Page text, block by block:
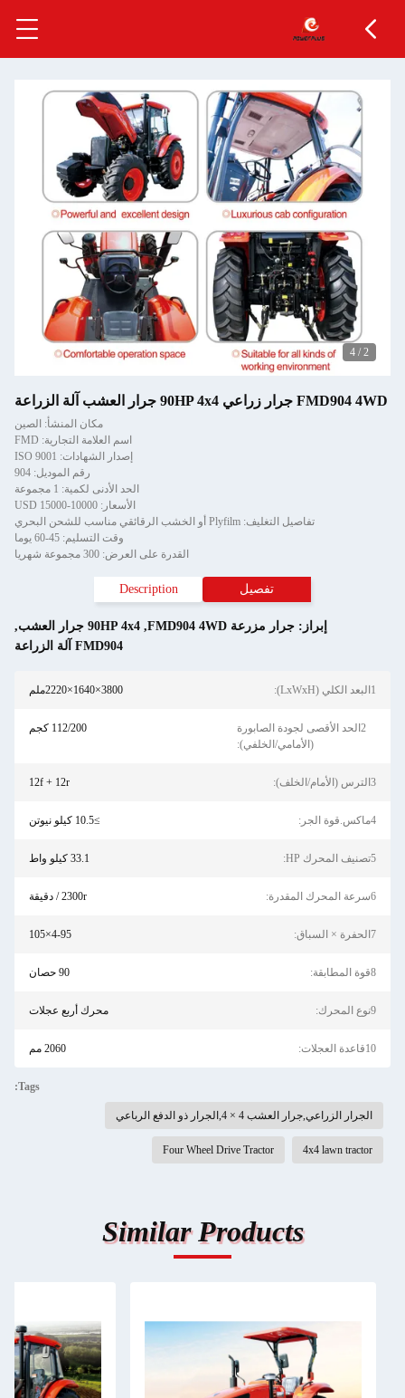
2
/
4
FMD904 4WD جرار زراعي 90HP 4x4 جرار العشب آلة الزراعة
مكان المنشأ: الصين
اسم العلامة التجارية: FMD
إصدار الشهادات: ISO 9001
رقم الموديل: 904
الحد الأدنى لكمية: 1 مجموعة
الأسعار: 10000-15000 USD
تفاصيل التغليف: Plyfilm أو الخشب الرقائقي مناسب للشحن البحري
وقت التسليم: 45-60 يوما
القدرة على العرض: 300 مجموعة شهريا
تفصيل Description
إبراز: جرار مزرعة FMD904 4WD , 90HP 4x4 جرار العشب
,
FMD904 آلة الزراعة
1البعد الكلي (LxWxH): 3800×1640×2220ملم
2الحد الأقصى لجودة الصابورة
(الأمامي/الخلفي):
112/200 كجم
3الترس (الأمام/الخلف): 12f + 12r
4ماكس.قوة الجر: ≥10.5 كيلو نيوتن
5تصنيف المحرك HP: 33.1 كيلو واط
6سرعة المحرك المقدرة: 2300r / دقيقة
7الحفرة × السباق: 4-95×105
8قوة المطابقة: 90 حصان
9نوع المحرك: محرك أربع عجلات
10قاعدة العجلات: 2060 مم
Tags:
الجرار الزراعي,جرار العشب 4 × 4,الجرار ذو الدفع الرباعي
4x4 lawn tractor
Four Wheel Drive Tractor
Similar Products